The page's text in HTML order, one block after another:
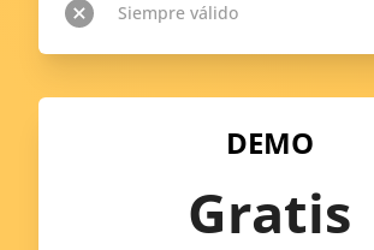
DEMO
Gratis
Siempre válido